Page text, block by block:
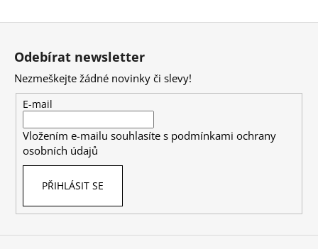
Z
Odebírat newsletter
Nezmeškejte žádné novinky či slevy!
E-mail
Vložením e-mailu souhlasíte s podmínkami ochrany
osobních údajů
PŘIHLÁSIT SE